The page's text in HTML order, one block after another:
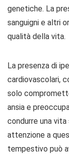
genetiche. La
sanguigni e altri
qualità della vita.
La presenza di
cardiovascolari,
solo
ansia e
condurre una
attenzione a
tempestivo può